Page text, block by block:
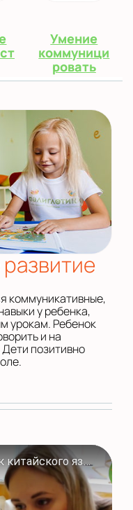
Умение
коммуници
ровать
коммуникативные,
у ребенка,
урокам. Ребенок
и на
позитивно
Как проходят занятия? Урок китайского языка в Полиглотиках